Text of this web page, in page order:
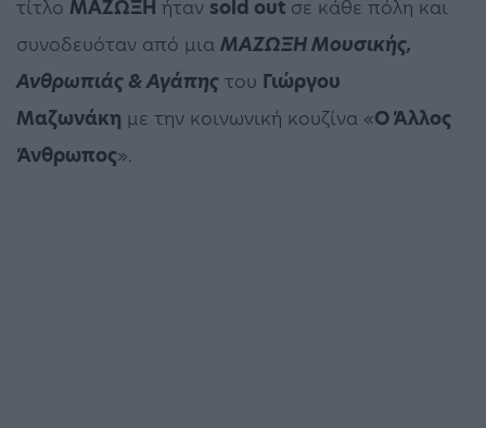
τίτλο ΜΑΖΩΞΗ ήταν sold out σε κάθε πόλη και
συνοδευόταν από μια ΜΑΖΩΞΗ Μουσικής,
Ανθρωπιάς & Αγάπης του Γιώργου
Μαζωνάκη με την κοινωνική κουζίνα «Ο Άλλος
Άνθρωπος».